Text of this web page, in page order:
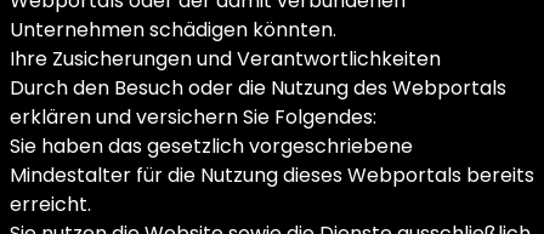
Unternehmen schädigen könnten.
Ihre Zusicherungen und Verantwortlichkeiten
Durch den Besuch oder die Nutzung des Webportals
erklären und versichern Sie Folgendes:
Sie haben das gesetzlich vorgeschriebene
Mindestalter für die Nutzung dieses Webportals bereits
erreicht.